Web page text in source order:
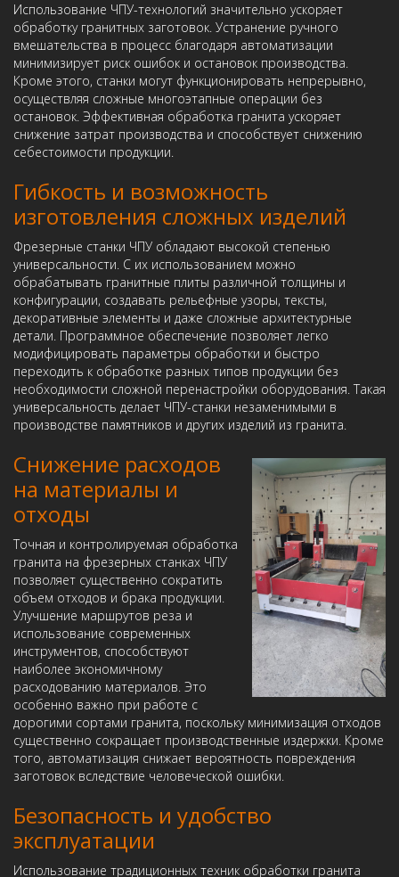
Использование ЧПУ-технологий значительно ускоряет
обработку гранитных заготовок. Устранение ручного
вмешательства в процесс благодаря автоматизации
минимизирует риск ошибок и остановок производства.
Кроме этого, станки могут функционировать непрерывно,
осуществляя сложные многоэтапные операции без
остановок. Эффективная обработка гранита ускоряет
снижение затрат производства и способствует снижению
себестоимости продукции.
Гибкость и возможность
изготовления сложных изделий
Фрезерные станки ЧПУ обладают высокой степенью
универсальности. С их использованием можно
обрабатывать гранитные плиты различной толщины и
конфигурации, создавать рельефные узоры, тексты,
декоративные элементы и даже сложные архитектурные
детали. Программное обеспечение позволяет легко
модифицировать параметры обработки и быстро
переходить к обработке разных типов продукции без
необходимости сложной перенастройки оборудования. Такая
универсальность делает ЧПУ-станки незаменимыми в
производстве памятников и других изделий из гранита.
Снижение расходов
на материалы и
отходы
Точная и контролируемая обработка
гранита на фрезерных станках ЧПУ
позволяет существенно сократить
объем отходов и брака продукции.
Улучшение маршрутов реза и
использование современных
инструментов, способствуют
наиболее экономичному
расходованию материалов. Это
особенно важно при работе с
дорогими сортами гранита, поскольку минимизация отходов
существенно сокращает производственные издержки. Кроме
того, автоматизация снижает вероятность повреждения
заготовок вследствие человеческой ошибки.
Безопасность и удобство
эксплуатации
Использование традиционных техник обработки гранита